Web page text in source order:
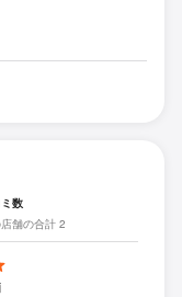
数
舗の合計 2